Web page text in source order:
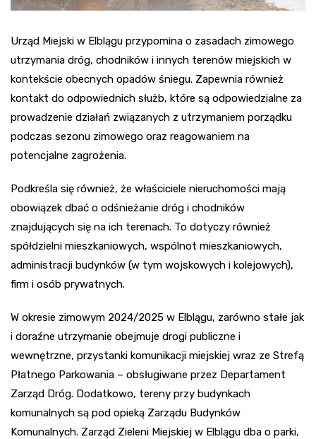
Urząd Miejski w Elblągu przypomina o zasadach zimowego
utrzymania dróg, chodników i innych terenów miejskich w
kontekście obecnych opadów śniegu. Zapewnia również
kontakt do odpowiednich służb, które są odpowiedzialne za
prowadzenie działań związanych z utrzymaniem porządku
podczas sezonu zimowego oraz reagowaniem na
potencjalne zagrożenia.
Podkreśla się również, że właściciele nieruchomości mają
obowiązek dbać o odśnieżanie dróg i chodników
znajdujących się na ich terenach. To dotyczy również
spółdzielni mieszkaniowych, wspólnot mieszkaniowych,
administracji budynków (w tym wojskowych i kolejowych),
firm i osób prywatnych.
W okresie zimowym 2024/2025 w Elblągu, zarówno stałe jak
i doraźne utrzymanie obejmuje drogi publiczne i
wewnętrzne, przystanki komunikacji miejskiej wraz ze Strefą
Płatnego Parkowania – obsługiwane przez Departament
Zarząd Dróg. Dodatkowo, tereny przy budynkach
komunalnych są pod opieką Zarządu Budynków
Komunalnych. Zarząd Zieleni Miejskiej w Elblągu dba o parki,